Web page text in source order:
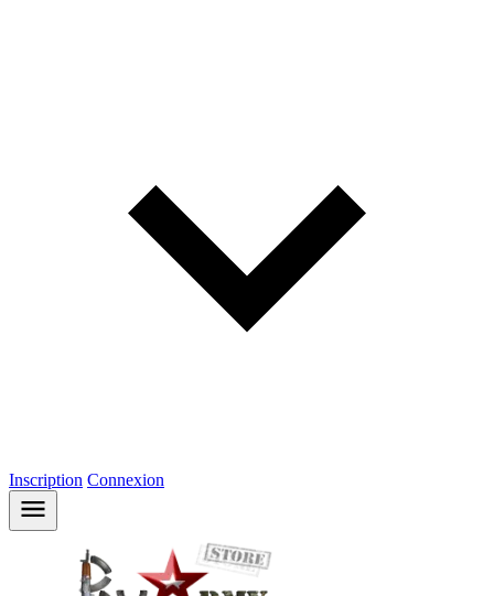
Inscription Connexion